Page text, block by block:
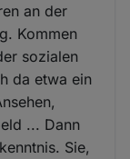
an der
Kommen
sozialen
da etwa ein
... Dann
Sie,